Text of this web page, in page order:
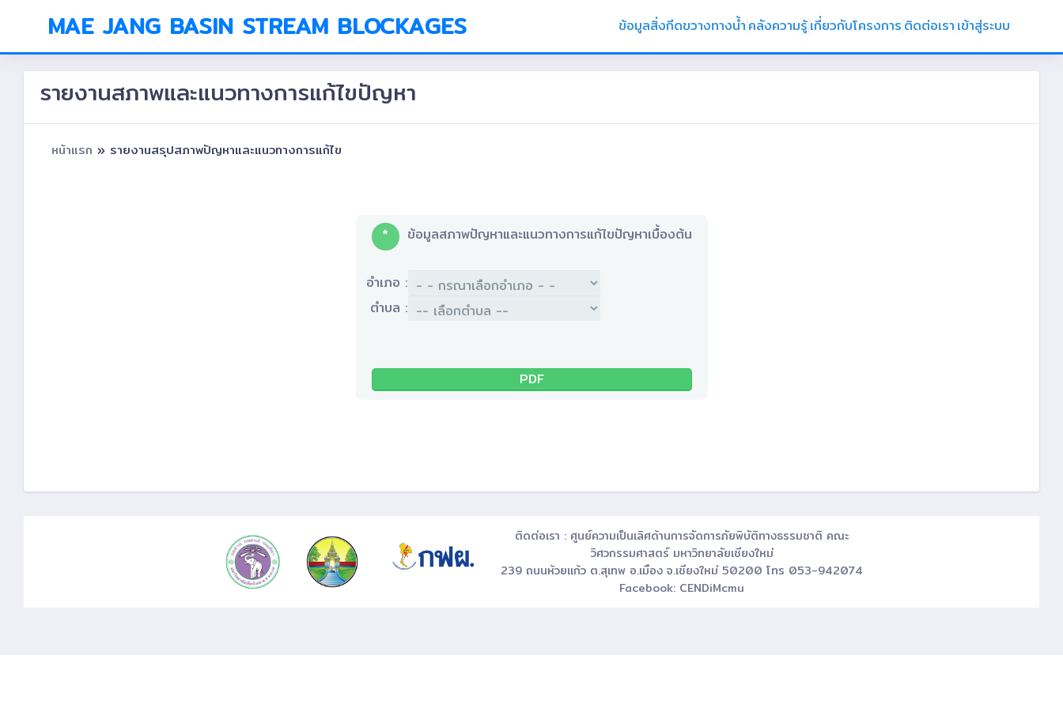
MAE JANG BASIN STREAM BLOCKAGES ข้อมูลสิ่งกีดขวางทางน้ำ คลังความรู้เกี่ยวกับโครงการ ติดต่อเรา เข้าสู่ระบบ
รายงานสภาพและแนวทางการแก้ไขปัญหา
หน้าแรก » รายงานสรุปสภาพปัญหาและแนวทางการแก้ไข
* ข้อมูลสภาพปัญหาและแนวทางการแก้ไขปัญหาเบื้องต้น
อำเภอ :
ตำบล :
PDF
ติดต่อเรา : ศูนย์ความเป็นเลิศด้านการจัดการภัยพิบัติทางธรรมชาติ คณะ
วิศวกรรมศาสตร์ มหาวิทยาลัยเชียงใหม่
239 ถนนห้วยแก้ว ต.สุเทพ อ.เมือง จ.เชียงใหม่ 50200 โทร 053-942074
Facebook: CENDiMcmu